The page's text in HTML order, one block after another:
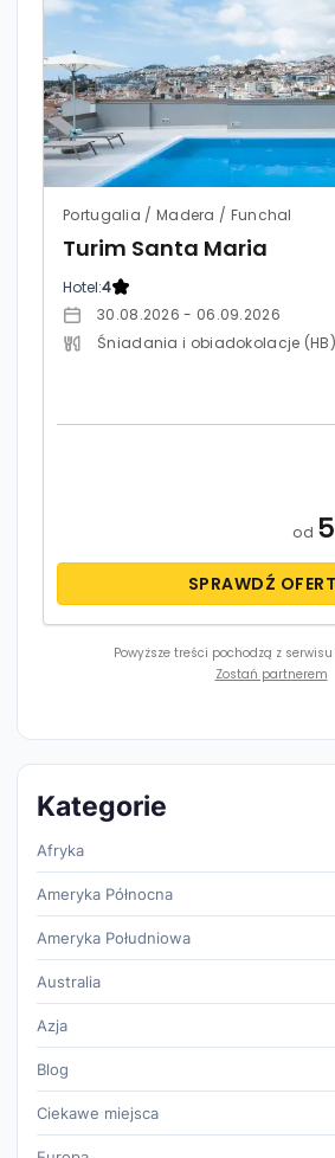
Portugalia / Madera / Funchal
Turim Santa Maria
Hotel:4
30.08.2026 - 06.09.2026
Śniadania i obiadokolacje (HB)
od
SPRAWDŹ
Powyższe treści pochodzą z
Zostań partnerem
Kategorie
Afryka
Ameryka Północna
Ameryka Południowa
Australia
Azja
Blog
Ciekawe miejsca